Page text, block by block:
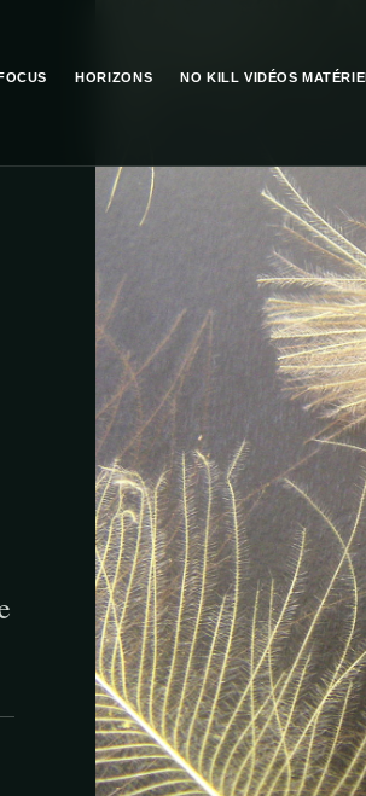
HORIZONS NO KILL VIDÉOS